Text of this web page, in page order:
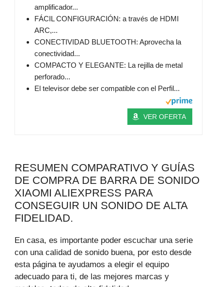
amplificador...
FÁCIL CONFIGURACIÓN: a través de HDMI
ARC,...
CONECTIVIDAD BLUETOOTH: Aprovecha la
conectividad...
COMPACTO Y ELEGANTE: La rejilla de metal
perforado...
El televisor debe ser compatible con el Perfil...
VER OFERTA
RESUMEN COMPARATIVO Y GUÍAS
DE COMPRA DE BARRA DE SONIDO
XIAOMI ALIEXPRESS PARA
CONSEGUIR UN SONIDO DE ALTA
FIDELIDAD.
En casa, es importante poder escuchar una serie
con una calidad de sonido buena, por esto desde
esta página te ayudamos a elegir el equipo
adecuado para ti, de las mejores marcas y